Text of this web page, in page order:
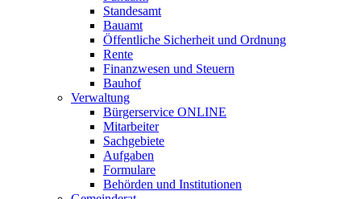
Standesamt
Bauamt
Öffentliche Sicherheit und Ordnung
Rente
Finanzwesen und Steuern
Bauhof
Verwaltung
Bürgerservice ONLINE
Mitarbeiter
Sachgebiete
Aufgaben
Formulare
Behörden und Institutionen